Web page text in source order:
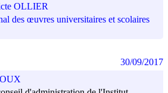
OLLIER
des œuvres universitaires et scolaires
30/09/2017